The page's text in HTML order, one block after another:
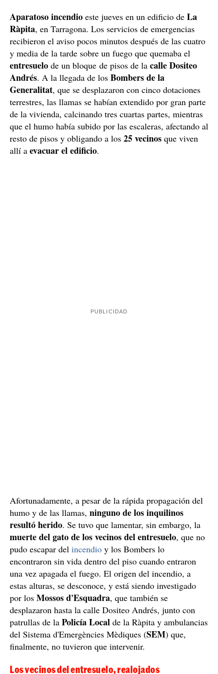
Aparatoso incendio este jueves en un edificio de La
Ràpita, en Tarragona. Los servicios de emergencias
recibieron el aviso pocos minutos después de las cuatro
y media de la tarde sobre un fuego que quemaba el
entresuelo de un bloque de pisos de la calle Dositeo
Andrés. A la llegada de los Bombers de la
Generalitat, que se desplazaron con cinco dotaciones
terrestres, las llamas se habían extendido por gran parte
de la vivienda, calcinando tres cuartas partes, mientras
que el humo había subido por las escaleras, afectando al
resto de pisos y obligando a los 25 vecinos que viven
allí a evacuar el edificio.
Afortunadamente, a pesar de la rápida propagación del
humo y de las llamas, ninguno de los inquilinos
resultó herido. Se tuvo que lamentar, sin embargo, la
muerte del gato de los vecinos del entresuelo, que no
pudo escapar del incendio y los Bombers lo
encontraron sin vida dentro del piso cuando entraron
una vez apagada el fuego. El origen del incendio, a
estas alturas, se desconoce, y está siendo investigado
por los Mossos d'Esquadra, que también se
desplazaron hasta la calle Dositeo Andrés, junto con
patrullas de la Policía Local de la Ràpita y ambulancias
del Sistema d'Emergències Mèdiques (SEM) que,
finalmente, no tuvieron que intervenir.
Los vecinos del entresuelo, realojados